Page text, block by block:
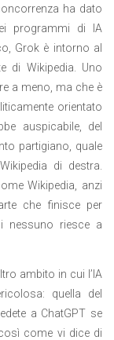
ha dato
programmi di IA
Grok è intorno al
di Wikipedia. Uno
a meno, ma che è
orientato
auspicabile, del
partigiano, quale
di destra.
Wikipedia, anzi
che finisce per
nessuno riesce a
ambito in cui l’IA
quella del
a ChatGPT se
come vi dice di